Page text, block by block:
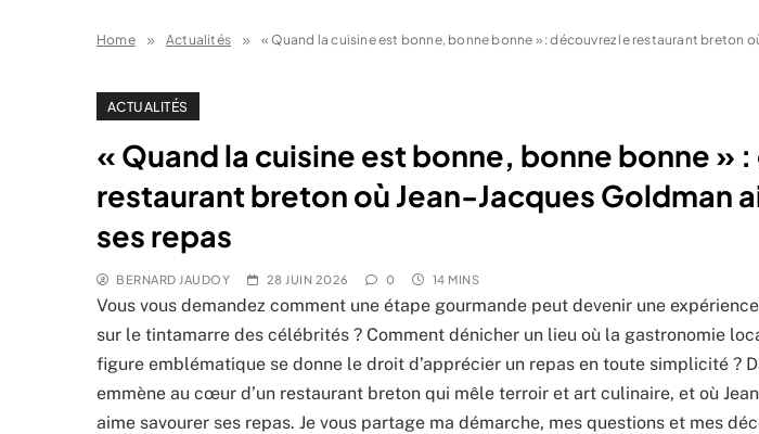
Home Actualités « Quand la cuisine est bonne, bonne bonne » : découvrez le restaurant breton
ACTUALITÉS
« Quand la cuisine est bonne, bonne bonne »
restaurant breton où Jean-Jacques Goldman
ses repas
BERNARD JAUDOY 28 JUIN 2026 0 14 MINS
Vous vous demandez comment une étape gourmande peut devenir une
sur le tintamarre des célébrités ? Comment dénicher un lieu où la gastronomie
figure emblématique se donne le droit d’apprécier un repas en toute simplicité ?
emmène au cœur d’un restaurant breton qui mêle terroir et art culinaire, et où
aime savourer ses repas. Je vous partage ma démarche, mes questions et mes